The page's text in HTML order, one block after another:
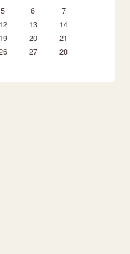
5 6 7
12 13 14
19 20 21
27 28